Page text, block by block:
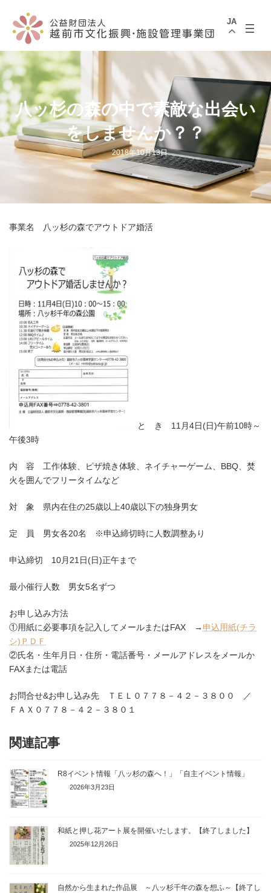
へ
ス
キ
ッ
プ
ョ
ン
に
移
動
JA
八ッ杉の森の中で素敵な出会い
をしませんか？？
2018年10月13日
事業名 八ッ杉の森でアウトドア婚活
と き 11月4日(日)午前10時～
午後3時
内 容 工作体験、ピザ焼き体験、ネイチャーゲーム、BBQ、焚
火を囲んでフリータイムなど
対 象 県内在住の25歳以上40歳以下の独身男女
定 員 男女各20名 ※申込締切時に人数調整あり
申込締切 10月21日(日)正午まで
最小催行人数 男女5名ずつ
お申し込み方法
①用紙に必要事項を記入してメールまたはFAX → 申込用紙(チラ
シ)ＰＤＦ
②氏名・生年月日・住所・電話番号・メールアドレスをメールか
FAXまたは電話
お問合せ&お申し込み先 ＴＥＬ０７７８－４２－３８００ ／
ＦＡＸ０７７８－４２－３８０１
関連記事
R8イベント情報「八ッ杉の森へ！」「自主イベント情報」
2026年3月23日
和紙と押し花アート展を開催いたします。【終了しました】
2025年12月26日
自然から生まれた作品展 ～八ッ杉千年の森を想ふ～【終了し